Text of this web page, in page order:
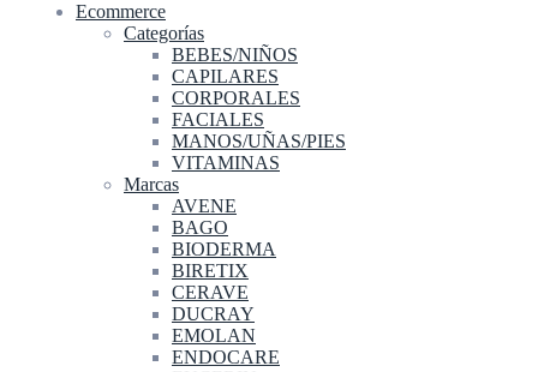
Ecommerce
Categorías
BEBES/NIÑOS
CAPILARES
CORPORALES
FACIALES
MANOS/UÑAS/PIES
VITAMINAS
Marcas
AVENE
BAGO
BIODERMA
BIRETIX
CERAVE
DUCRAY
EMOLAN
ENDOCARE